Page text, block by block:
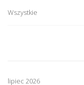
Wszystkie
lipiec 2026